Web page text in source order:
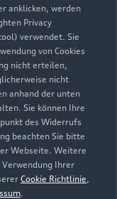
anklicken, werden
Privacy
verwendet. Sie
von Cookies
nicht erteilen,
nicht
anhand der unten
Sie können Ihre
des Widerrufs
beachten Sie bitte
Webseite. Weitere
Ihrer
Cookie Richtlinie,
.
07:00